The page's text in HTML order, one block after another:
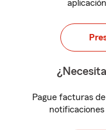
Pague facturas